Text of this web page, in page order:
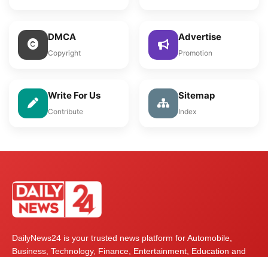
DMCA
Copyright
Advertise
Promotion
Write For Us
Contribute
Sitemap
Index
DailyNews24 is your trusted news platform for Automobile,
Business, Technology, Finance, Entertainment, Education and